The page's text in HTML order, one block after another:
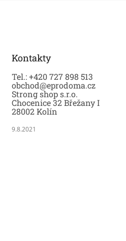
Kontakty
Tel.: +420 727 898 513
obchod@eprodoma.cz
Strong shop s.r.o.
Chocenice 32 Břežany I
28002 Kolín
9.8.2021